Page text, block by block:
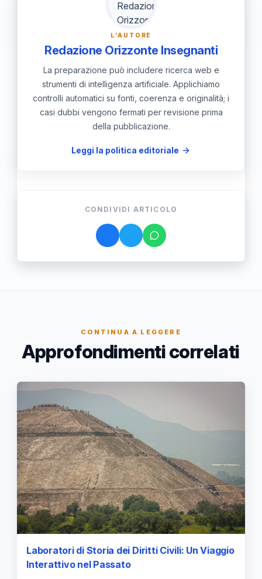
L'AUTORE
Redazione Orizzonte Insegnanti
La preparazione può includere ricerca web e
strumenti di intelligenza artificiale. Applichiamo
controlli automatici su fonti, coerenza e originalità; i
casi dubbi vengono fermati per revisione prima
della pubblicazione.
Leggi la politica editoriale
CONDIVIDI ARTICOLO
CONTINUA A LEGGERE
Approfondimenti correlati
Laboratori di Storia dei Diritti Civili: Un Viaggio
Interattivo nel Passato